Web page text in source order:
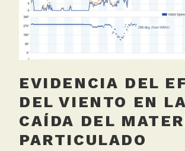
PM2.5
a
i
a
d
d
l
EVIDENCIA DEL
DEL VIENTO EN LA
CAÍDA DEL
PARTICULADO